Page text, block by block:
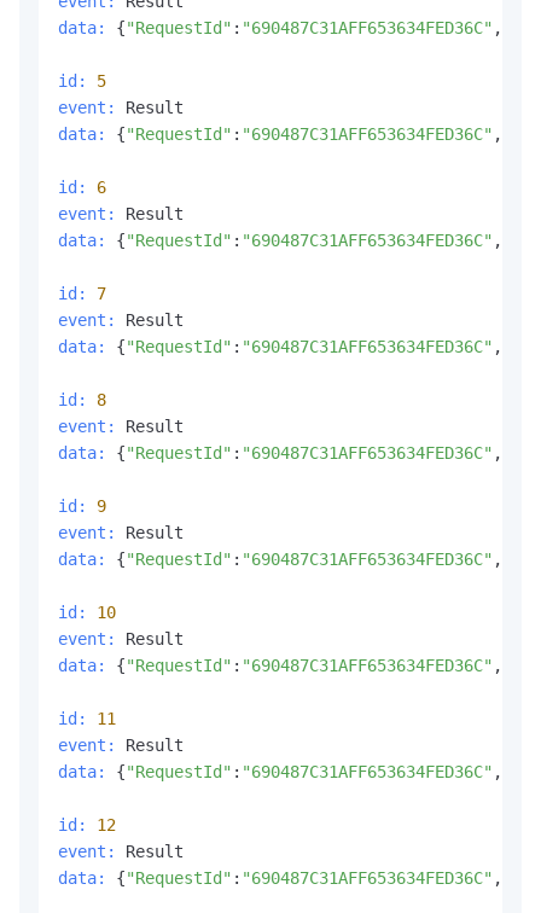
data:
{"RequestId" : "690487C31AFF653634FED36C" ,
id:
5
event:
data:
{"RequestId" : "690487C31AFF653634FED36C" ,
id:
6
event:
data:
{"RequestId" : "690487C31AFF653634FED36C" ,
id:
7
event:
data:
{"RequestId" : "690487C31AFF653634FED36C" ,
id:
8
event:
data:
{"RequestId" : "690487C31AFF653634FED36C" ,
id:
9
event:
data:
{"RequestId" : "690487C31AFF653634FED36C" ,
id:
10
event:
data:
{"RequestId" : "690487C31AFF653634FED36C" ,
id:
11
event:
data:
{"RequestId" : "690487C31AFF653634FED36C" ,
id:
12
event:
data:
{"RequestId" : "690487C31AFF653634FED36C" ,